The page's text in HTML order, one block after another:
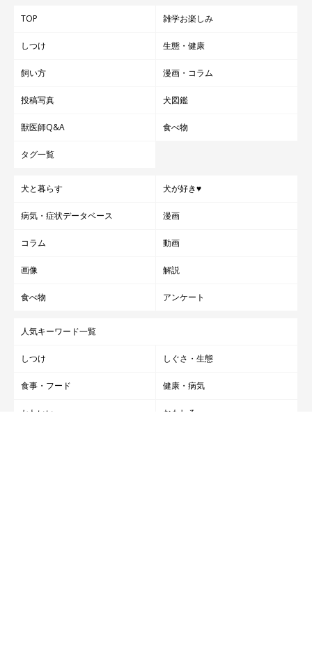
TOP 雑学お楽しみ
しつけ 生態・健康
飼い方 漫画・コラム
投稿写真 犬図鑑
獣医師Q&A 食べ物
タグ一覧
犬と暮らす 犬が好き♥
病気・症状データベース 漫画
コラム 動画
画像 解説
食べ物 アンケート
人気キーワード一覧
しつけ しぐさ・生態
食事・フード 健康・病気
かわいい おもしろ